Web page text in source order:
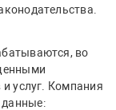
во
услуг. Компания